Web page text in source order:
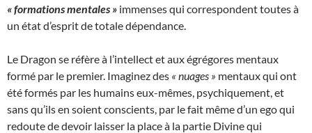
« formations mentales » immenses qui correspondent toutes à
un état d’esprit de totale dépendance.
Le Dragon se réfère à l’intellect et aux égrégores mentaux
formé par le premier. Imaginez des « nuages » mentaux qui ont
été formés par les humains eux-mêmes, psychiquement, et
sans qu’ils en soient conscients, par le fait même d’un ego qui
redoute de devoir laisser la place à la partie Divine qui